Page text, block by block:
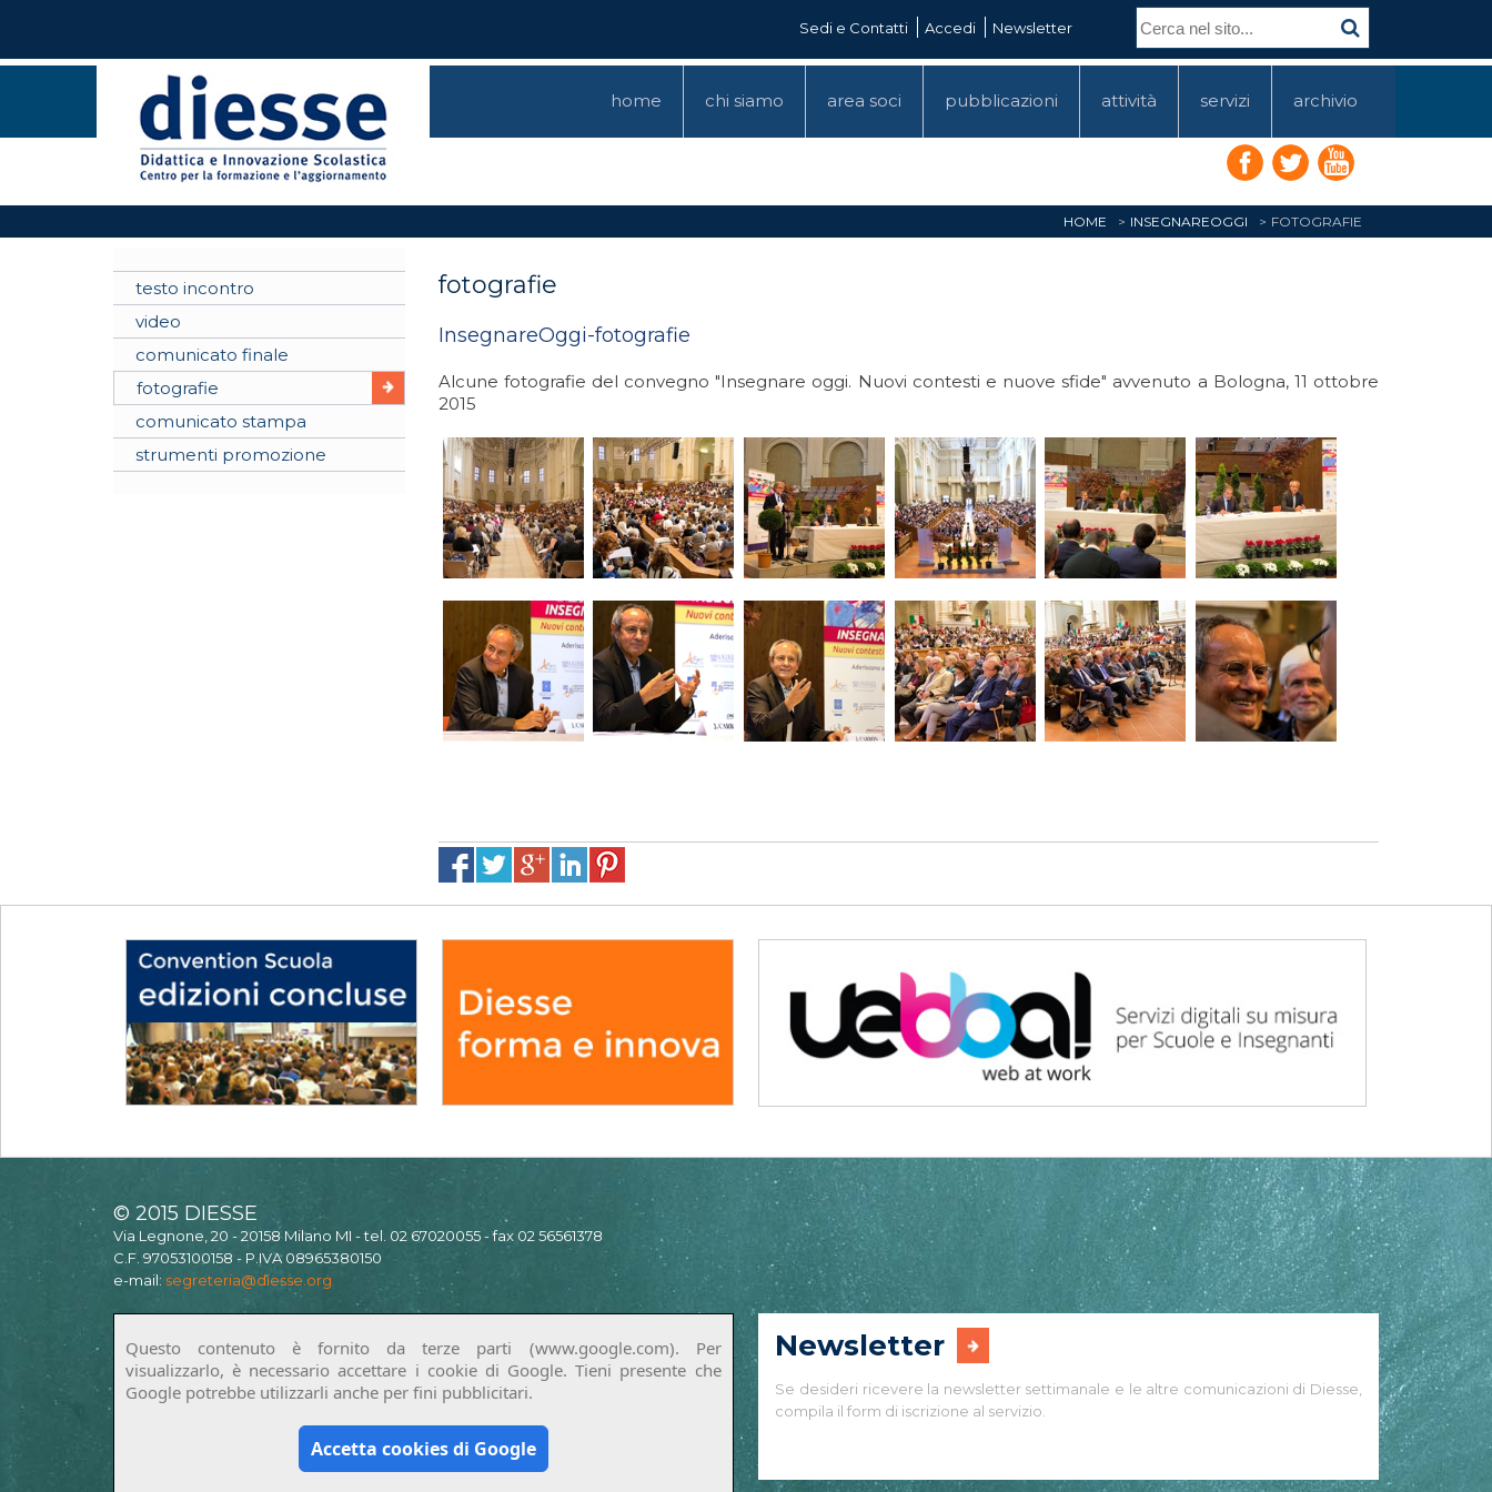
Sedi e Contatti Accedi Newsletter
home chi siamo area soci pubblicazioni attività servizi archivio
HOME INSEGNAREOGGI FOTOGRAFIE
testo incontro
video
comunicato finale
fotografie
comunicato stampa
strumenti promozione
fotografie
InsegnareOggi-fotografie
Alcune fotografie del convegno "Insegnare oggi. Nuovi contesti e nuove sfide" avvenuto a Bologna, 11 ottobre
2015
© 2015 DIESSE
Via Legnone, 20 - 20158 Milano MI - tel. 02 67020055 - fax 02 56561378
C.F. 97053100158 - P.IVA 08965380150
e-mail: segreteria@diesse.org
Questo contenuto è fornito da terze parti (www.google.com). Per
visualizzarlo, è necessario accettare i cookie di Google. Tieni presente che
Google potrebbe utilizzarli anche per fini pubblicitari.
Accetta cookies di Google
Newsletter
Se desideri ricevere la newsletter settimanale e le altre comunicazioni di Diesse,
compila il form di iscrizione al servizio.